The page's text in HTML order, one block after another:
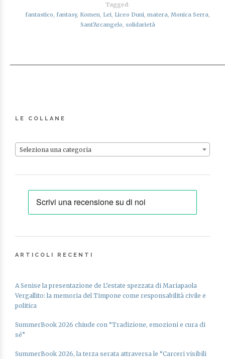
Tagged:
fantastico, fantasy, Komen, Lei, Liceo Duni, matera, Monica Serra,
Sant'Arcangelo, solidarietà
LE COLLANE
Seleziona una categoria
ARTICOLI RECENTI
A Senise la presentazione de L’estate spezzata di Mariapaola
Vergallito: la memoria del Timpone come responsabilità civile e
politica
SummerBook 2026 chiude con “Tradizione, emozioni e cura di
sé”
SummerBook 2026, la terza serata attraversa le “Carceri visibili